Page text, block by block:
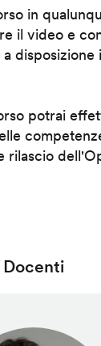
in
il video e
disposizione
potrai
rilascio
Docenti